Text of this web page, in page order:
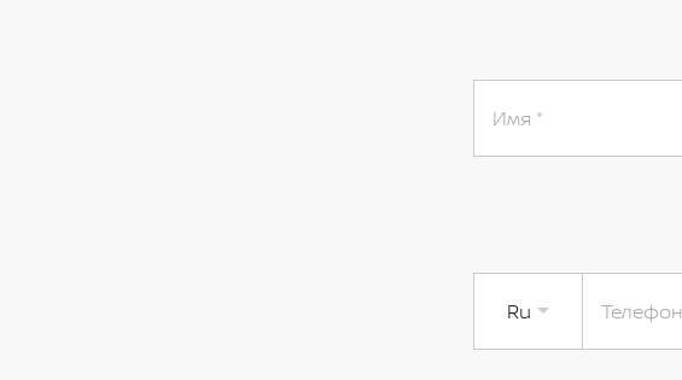
Имя
Ru Телефон